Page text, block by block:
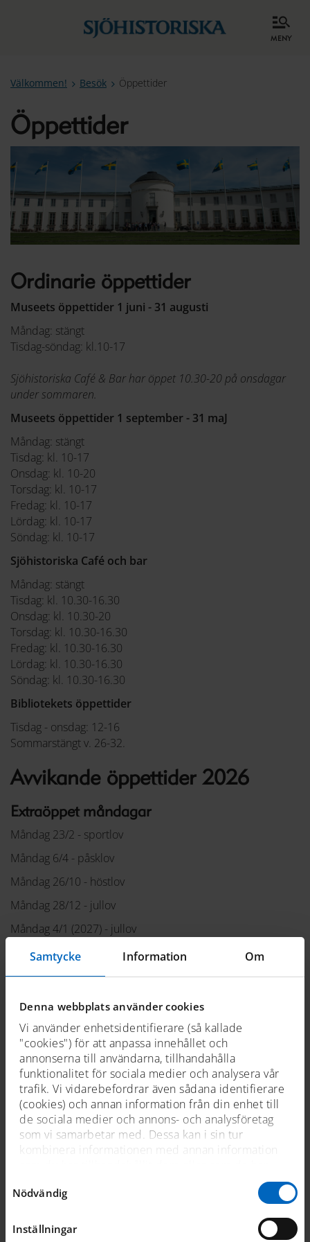
Samtycke Information Om
Denna webbplats använder cookies
Vi använder enhetsidentifierare (så kallade
"cookies") för att anpassa innehållet och
annonserna till användarna, tillhandahålla
funktionalitet för sociala medier och analysera vår
trafik. Vi vidarebefordrar även sådana identifierare
(cookies) och annan information från din enhet till
de sociala medier och annons- och analysföretag
som vi samarbetar med. Dessa kan i sin tur
kombinera informationen med annan information
samlat in när du har använt deras tjänster. För mer
information, se
Nödvändig
Inställningar
meny
Välkommen! Besök Öppettider
Öppettider
Ordinarie öppettider
Museets öppettider 1 juni - 31 augusti
Måndag: stängt
Tisdag-söndag: kl.10-17
Sjöhistoriska Café & Bar har öppet 10.30-20 på onsdagar
under sommaren.
Museets öppettider 1 september - 31 maJ
Måndag: stängt
Tisdag: kl. 10-17
Onsdag: kl. 10-20
Torsdag: kl. 10-17
Fredag: kl. 10-17
Lördag: kl. 10-17
Söndag: kl. 10-17
Sjöhistoriska Café och bar
Måndag: stängt
Tisdag: kl. 10.30-16.30
Onsdag: kl. 10.30-20
Torsdag: kl. 10.30-16.30
Fredag: kl. 10.30-16.30
Lördag: kl. 10.30-16.30
Söndag: kl. 10.30-16.30
Bibliotekets öppettider
Tisdag - onsdag: 12-16
Sommarstängt v. 26-32.
Avvikande öppettider 2026
Extraöppet måndagar
Måndag 23/2 - sportlov
Måndag 6/4 - påsklov
Måndag 26/10 - höstlov
Måndag 28/12 - jullov
Måndag 4/1 (2027) - jullov
Stängt
19–20/6 - midsommarafton och midsommardag
23–25/12 - julstängt
31/12 - nyårsafton
1/1 (2027) - nyårsdagen
Sjöhistoriskas Fartygspir
Säsongsöppet 29 maj – 13 september 2026
Tisdag-söndag kl. 11-18
5/6 (förberedelser för Nationaldagsfirande 6 juni)
19–20/6 - midsommarafton och midsommardag